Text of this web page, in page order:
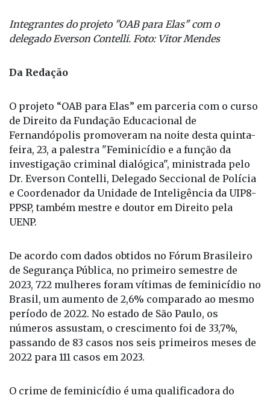
Integrantes do projeto "OAB para Elas" com o
delegado Everson Contelli. Foto: Vitor Mendes
Da Redação
O projeto “OAB para Elas” em parceria com o curso
de Direito da Fundação Educacional de
Fernandópolis promoveram na noite desta quinta-
feira, 23, a palestra "Feminicídio e a função da
investigação criminal dialógica", ministrada pelo
Dr. Everson Contelli, Delegado Seccional de Polícia
e Coordenador da Unidade de Inteligência da UIP8-
PPSP, também mestre e doutor em Direito pela
UENP.
De acordo com dados obtidos no Fórum Brasileiro
de Segurança Pública, no primeiro semestre de
2023, 722 mulheres foram vítimas de feminicídio no
Brasil, um aumento de 2,6% comparado ao mesmo
período de 2022. No estado de São Paulo, os
números assustam, o crescimento foi de 33,7%,
passando de 83 casos nos seis primeiros meses de
2022 para 111 casos em 2023.
O crime de feminicídio é uma qualificadora do